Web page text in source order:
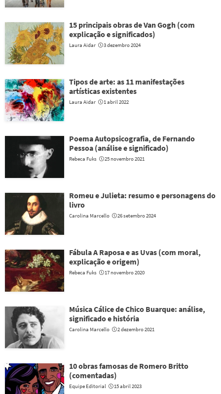
15 principais obras de Van Gogh (com
explicação e significados)
Laura Aidar 3 dezembro 2024
Tipos de arte: as 11 manifestações
artísticas existentes
Laura Aidar 1 abril 2022
Poema Autopsicografia, de Fernando
Pessoa (análise e significado)
Rebeca Fuks 25 novembro 2021
Romeu e Julieta: resumo e personagens do
livro
Carolina Marcello 26 setembro 2024
Fábula A Raposa e as Uvas (com moral,
explicação e origem)
Rebeca Fuks 17 novembro 2020
Música Cálice de Chico Buarque: análise,
significado e história
Carolina Marcello 2 dezembro 2021
10 obras famosas de Romero Britto
(comentadas)
Equipe Editorial 15 abril 2023